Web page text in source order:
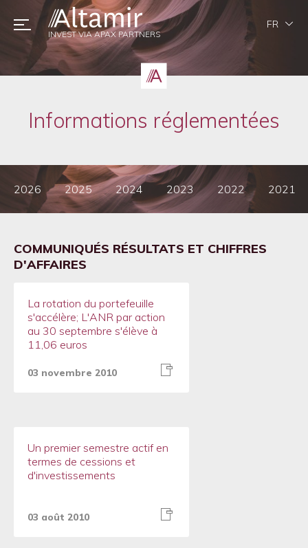
Informations réglementées
2026 2025 2024 2023 2022 2021
COMMUNIQUÉS RÉSULTATS ET CHIFFRES
D'AFFAIRES
La rotation du portefeuille
s'accélère; L'ANR par action
au 30 septembre s'élève à
11,06 euros
03 novembre 2010
Un premier semestre actif en
termes de cessions et
d'investissements
03 août 2010
INVEST VIA APAX PARTNERS
FR